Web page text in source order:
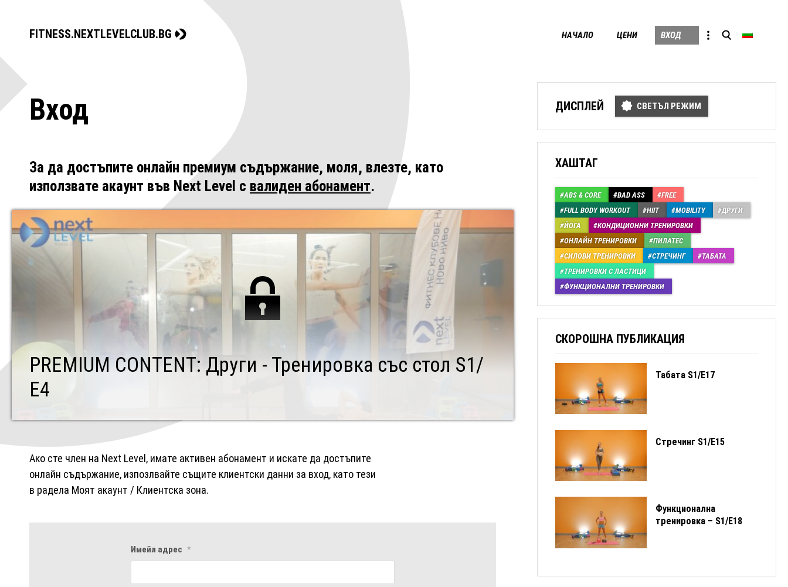
FITNESS.NEXTLEVELCLUB.BG НАЧАЛО ЦЕНИ ВХОД
Вход
За да достъпите онлайн премиум съдържание, моля, влезте, като
използвате акаунт във Next Level с валиден абонамент.
PREMIUM CONTENT: Други - Тренировка със стол S1/
Е4
Ако сте член на Next Level, имате активен абонамент и искате да достъпите
онлайн съдържание, изпозлвайте същите клиентски данни за вход, като тези
в радела Моят акаунт / Клиентска зона.
Имейл адрес *
ДИСПЛЕЙ СВЕТЪЛ РЕЖИМ
ХАШТАГ
ABS & CORE BAD ASS
FREE
FULL BODY WORKOUT
HIIT MOBILITY
ДРУГИ
ЙОГА
КОНДИЦИОННИ ТРЕНИРОВКИ
ОНЛАЙН ТРЕНИРОВКИ
ПИЛАТЕС
СИЛОВИ ТРЕНИРОВКИ
СТРЕЧИНГ
ТАБАТА
ТРЕНИРОВКИ С ЛАСТИЦИ
ФУНКЦИОНАЛНИ ТРЕНИРОВКИ
СКОРОШНА ПУБЛИКАЦИЯ
Табата S1/Е17
Стречинг S1/Е15
Функционална
тренировка – S1/E18